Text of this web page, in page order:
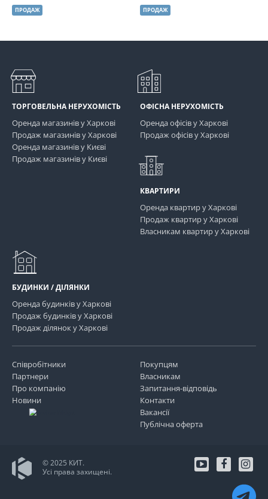
ПРОДАЖ ПРОДАЖ
ТОРГОВЕЛЬНА НЕРУХОМІСТЬ
Оренда магазинів у Харкові
Продаж магазинів у Харкові
Оренда магазинів у Києві
Продаж магазинів у Києві
ОФІСНА НЕРУХОМІСТЬ
Оренда офісів у Харкові
Продаж офісів у Харкові
КВАРТИРИ
Оренда квартир у Харкові
Продаж квартир у Харкові
Власникам квартир у Харкові
БУДИНКИ / ДІЛЯНКИ
Оренда будинків у Харкові
Продаж будинків у Харкові
Продаж ділянок у Харкові
Співробітники
Партнери
Покупцям
Власникам
Про компанію
Новини
Запитання-відповідь
Контакти
Вакансії
Публічна оферта
© 2025 КИТ.
Усі права захищені.